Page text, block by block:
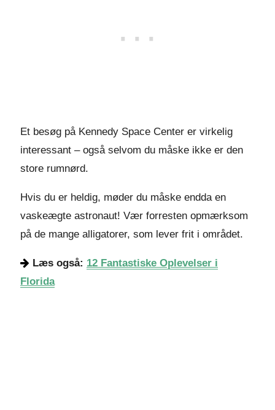
Et besøg på Kennedy Space Center er virkelig
interessant – også selvom du måske ikke er den
store rumnørd.
Hvis du er heldig, møder du måske endda en
vaskeægte astronaut! Vær forresten opmærksom
på de mange alligatorer, som lever frit i området.
Læs også: 12 Fantastiske Oplevelser i
Florida